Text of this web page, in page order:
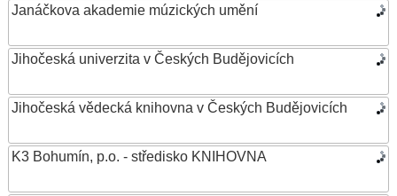
Janáčkova akademie múzických umění
Jihočeská univerzita v Českých Budějovicích
Jihočeská vědecká knihovna v Českých Budějovicích
K3 Bohumín, p.o. - středisko KNIHOVNA